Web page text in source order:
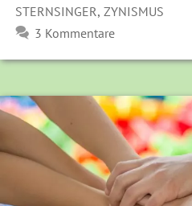
STERNSINGER,ZYNISMUS
3 Kommentare